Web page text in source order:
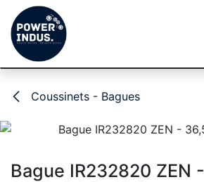
Se rendre au contenu
Coussinets - Bagues
Bague IR232820 ZEN -